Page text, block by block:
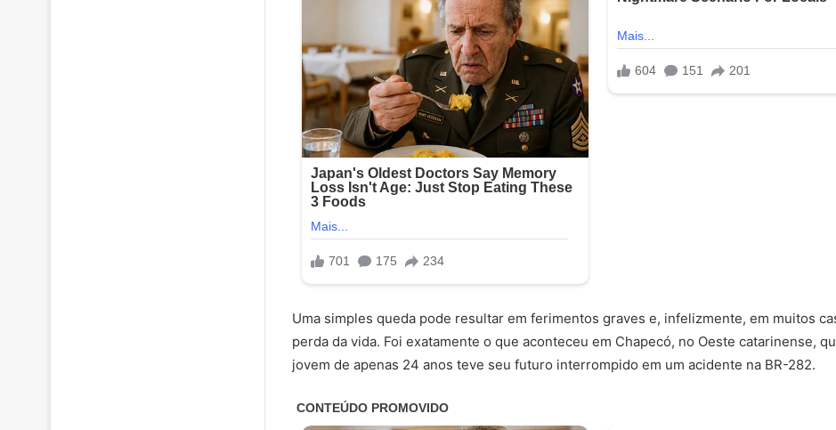
Uma simples queda pode resultar em ferimentos graves e, infelizmente, em muitos
perda da vida. Foi exatamente o que aconteceu em Chapecó, no Oeste catarinense,
jovem de apenas 24 anos teve seu futuro interrompido em um acidente na BR-282.